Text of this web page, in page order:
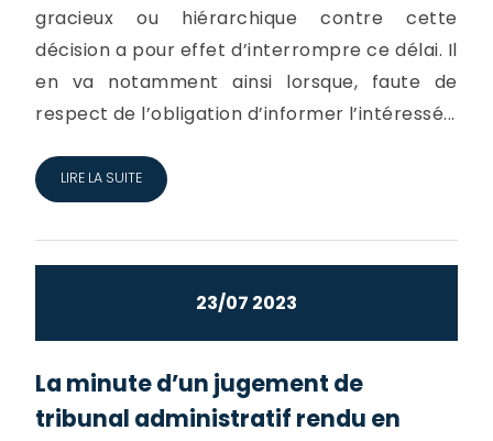
gracieux ou hiérarchique contre cette
décision a pour effet d’interrompre ce délai. Il
en va notamment ainsi lorsque, faute de
respect de l’obligation d’informer l’intéressé...
LIRE LA SUITE
23/07 2023
La minute d’un jugement de
tribunal administratif rendu en